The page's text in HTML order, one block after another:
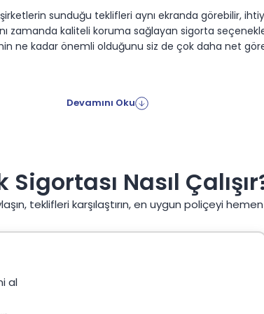
sunduğu teklifleri aynı ekranda görebilir,
zamanda kaliteli koruma sağlayan sigorta
ne kadar önemli olduğunu siz de çok daha net
tüm araç sahiplerinin ortak hedeflerinden biri haline
daha avantajlı olabilir. Bu nedenle sigorta seçimi
saniyeler içerisinde incelemek mümkün hale
prim tutarına değil, poliçenin sunduğu
kullanıcı deneyimini doğrudan etkileyen önemli
Dikkat Edilmesi Gerekenler
Devamını Oku
Sigortası Nasıl
teklifleri karşılaştırın, en uygun poliçeyi hemen
al